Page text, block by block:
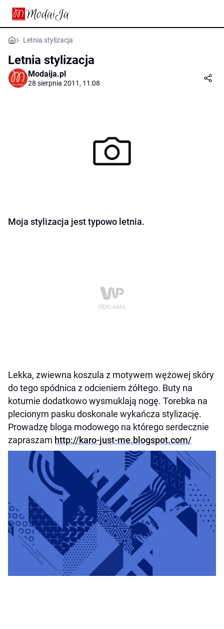
Letnia stylizacja
Letnia stylizacja
Modaija.pl
28 sierpnia 2011, 11:08
Moja stylizacja jest typowo letnia.
Lekka, zwiewna koszula z motywem wężowej skóry
do tego spódnica z odcieniem żółtego. Buty na
koturnie dodatkowo wysmuklają nogę. Torebka na
plecionym pasku doskonale wykańcza stylizację.
Prowadzę bloga modowego na którego serdecznie
zapraszam http://karo-just-me.blogspot.com/